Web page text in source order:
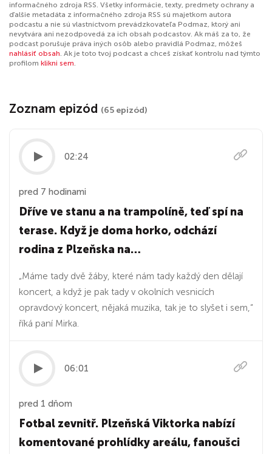
informačného zdroja RSS. Všetky informácie, texty, predmety ochrany a
ďalšie metadáta z informačného zdroja RSS sú majetkom autora
podcastu a nie sú vlastníctvom prevádzkovateľa Podmaz, ktorý ani
nevytvára ani nezodpovedá za ich obsah podcastov. Ak máš za to, že
podcast porušuje práva iných osôb alebo pravidlá Podmaz, môžeš
nahlásiť obsah. Ak je toto tvoj podcast a chceš získať kontrolu nad týmto
profilom klikni sem.
Zoznam epizód (65 epizód)
02:24
pred 7 hodinami
Dříve ve stanu a na trampolíně, teď spí na
terase. Když je doma horko, odchází
rodina z Plzeňska na…
„Máme tady dvě žáby, které nám tady každý den dělají
koncert, a když je pak tady v okolních vesnicích
opravdový koncert, nějaká muzika, tak je to slyšet i sem,“
říká paní Mirka.
06:01
pred 1 dňom
Fotbal zevnitř. Plzeňská Viktorka nabízí
komentované prohlídky areálu, fanoušci